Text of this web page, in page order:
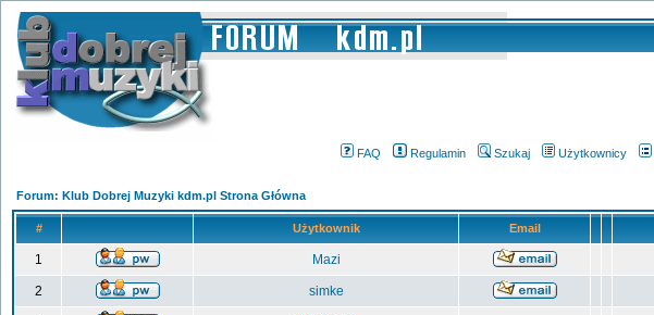
FAQ Regulamin Szukaj Użytkownicy
Forum: Klub Dobrej Muzyki kdm.pl Strona Główna
# Użytkownik Email
1 Mazi
2 simke